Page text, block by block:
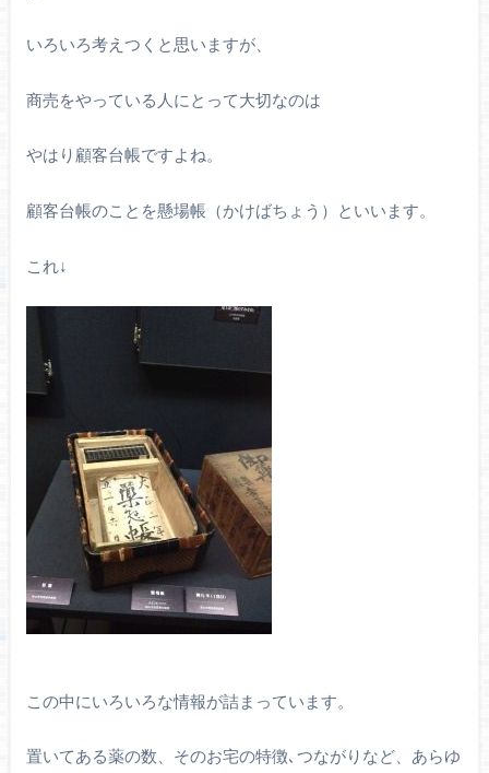
いろいろ考えつくと思いますが、
商売をやっている人にとって大切なのは
やはり顧客台帳ですよね。
顧客台帳のことを懸場帳（かけばちょう）といいます。
これ↓
この中にいろいろな情報が詰まっています。
置いてある薬の数、そのお宅の特徴､つながりなど、あらゆ